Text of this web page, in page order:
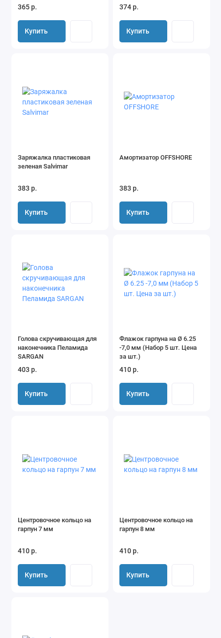
365 р.
Купить
374 р.
Купить
Заряжалка пластиковая
зеленая Salvimar
383 р.
Купить
Амортизатор OFFSHORE
383 р.
Купить
Голова скручивающая для
наконечника Пеламида
SARGAN
403 р.
Купить
Флажок гарпуна на Ø 6.25
-7,0 мм (Набор 5 шт. Цена
за шт.)
410 р.
Купить
Центровочное кольцо на
гарпун 7 мм
410 р.
Купить
Центровочное кольцо на
гарпун 8 мм
410 р.
Купить